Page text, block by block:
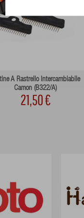
A Rastrello Intercambiabile
Camon (B322/A)
21,50 €